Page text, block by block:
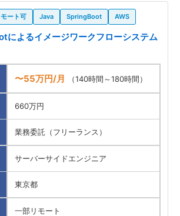
モート可 Java SpringBoot AWS
よるイメージワークフローシステム
〜55万円/月 （140時間～180時間）
660万円
業務委託（フリーランス）
サーバーサイドエンジニア
東京都
一部リモート